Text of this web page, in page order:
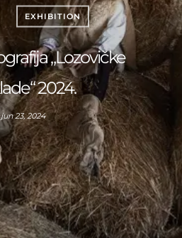
EXHIBITION
„Lozovičke
2024.
jun 23, 2024